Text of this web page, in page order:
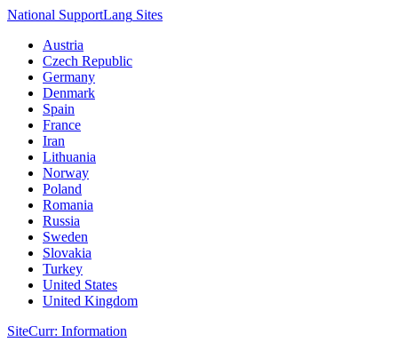
National SupportLang Sites
Austria
Czech Republic
Germany
Denmark
Spain
France
Iran
Lithuania
Norway
Poland
Romania
Russia
Sweden
Slovakia
Turkey
United States
United Kingdom
SiteCurr: Information